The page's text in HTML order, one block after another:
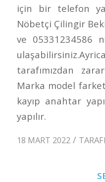
için bir telefon
Nöbetçi Çilingir
ve 05331234586
tarafımızdan
Marka model
kayıp anahtar
yapılır.
18 MART 2022 /